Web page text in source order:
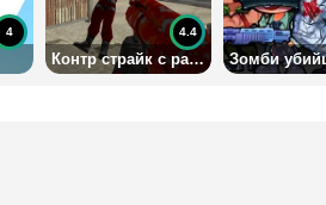
4
Контр страйк с разным оружием
4.4
Зомби